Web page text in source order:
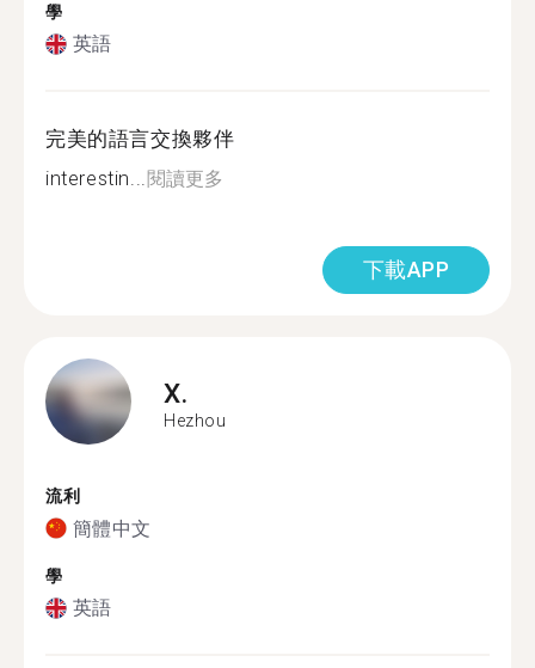
學
英語
完美的語言交換夥伴
interestin...閱讀更多
下載APP
X.
Hezhou
流利
簡體中文
學
英語